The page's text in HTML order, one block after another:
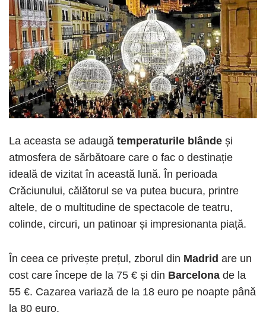
La aceasta se adaugă temperaturile blânde și
atmosfera de sărbătoare care o fac o destinație
ideală de vizitat în această lună. În perioada
Crăciunului, călătorul se va putea bucura, printre
altele, de o multitudine de spectacole de teatru,
colinde, circuri, un patinoar și impresionanta piață.
În ceea ce privește prețul, zborul din Madrid are un
cost care începe de la 75 € și din Barcelona de la
55 €. Cazarea variază de la 18 euro pe noapte până
la 80 euro.